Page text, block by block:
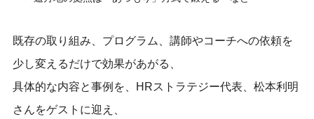
既存の取り組み、プログラム、講師やコーチへの依頼を
少し変えるだけで効果があがる、
具体的な内容と事例を、HRストラテジー代表、松本利明
さんをゲストに迎え、